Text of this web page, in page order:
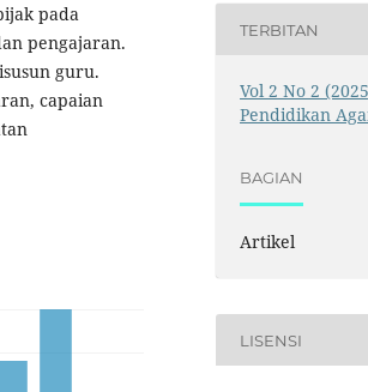
pada
pengajaran.
guru.
capaian
TERBITAN
Vol 2 No 2
Pendidikan
BAGIAN
Artikel
LISENSI